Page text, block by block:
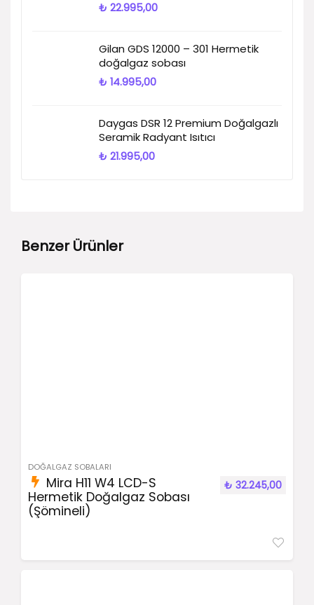
₺ 22.995,00
Gilan GDS 12000 – 301 Hermetik
doğalgaz sobası
₺ 14.995,00
Daygas DSR 12 Premium Doğalgazlı
Seramik Radyant Isıtıcı
₺ 21.995,00
Benzer Ürünler
DOĞALGAZ SOBALARI
Mira H11 W4 LCD-S
Hermetik Doğalgaz Sobası
(Şömineli)
₺ 32.245,00